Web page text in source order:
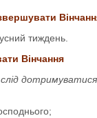
тиждень.
Вінчання